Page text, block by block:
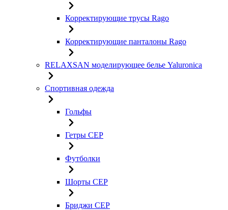
Корректирующие трусы Rago
Корректирующие панталоны Rago
RELAXSAN моделирующее белье Yaluroniсa
Спортивная одежда
Гольфы
Гетры CEP
Футболки
Шорты CEP
Бриджи CEP